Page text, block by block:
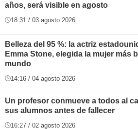
años, será visible en agosto
18:31 / 03 agosto 2026
Belleza del 95 %: la actriz
Emma Stone, elegida la mujer más
mundo
14:16 / 04 agosto 2026
Un profesor conmueve a todos al
sus alumnos antes de fallecer
16:27 / 02 agosto 2026